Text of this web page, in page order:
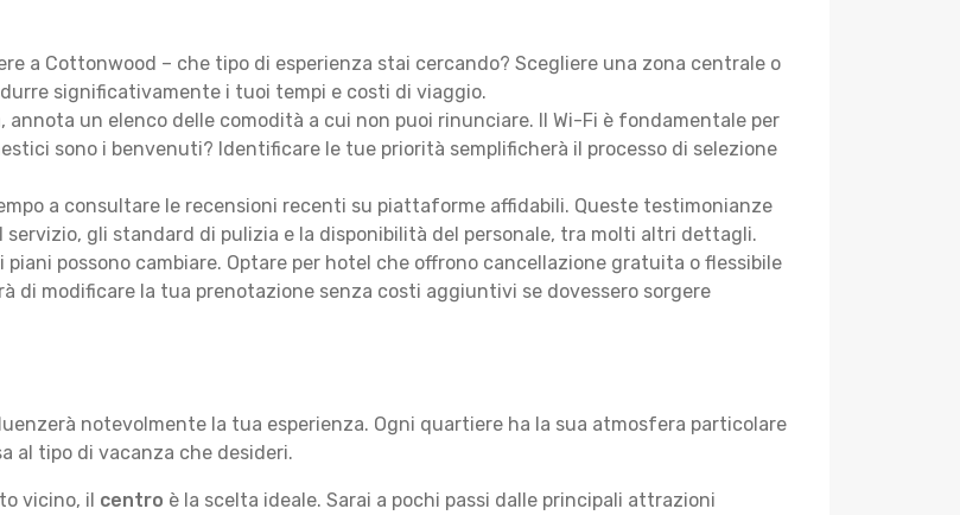
a Cottonwood – che tipo di esperienza stai cercando? Scegliere una zona centrale o
significativamente i tuoi tempi e costi di viaggio.
annota un elenco delle comodità a cui non puoi rinunciare. Il Wi-Fi è fondamentale per
sono i benvenuti? Identificare le tue priorità semplificherà il processo di selezione
a consultare le recensioni recenti su piattaforme affidabili. Queste testimonianze
gli standard di pulizia e la disponibilità del personale, tra molti altri dettagli.
piani possono cambiare. Optare per hotel che offrono cancellazione gratuita o flessibile
di modificare la tua prenotazione senza costi aggiuntivi se dovessero sorgere
notevolmente la tua esperienza. Ogni quartiere ha la sua atmosfera particolare
al tipo di vacanza che desideri.
vicino, il centro è la scelta ideale. Sarai a pochi passi dalle principali attrazioni